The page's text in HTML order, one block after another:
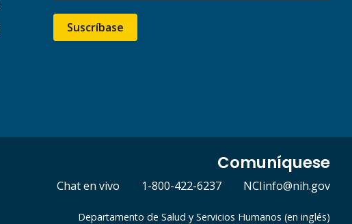
Suscríbase
Comuníquese
Chat en vivo 1-800-422-6237 NCIinfo@nih.gov
Departamento de Salud y Servicios Humanos (en inglés)